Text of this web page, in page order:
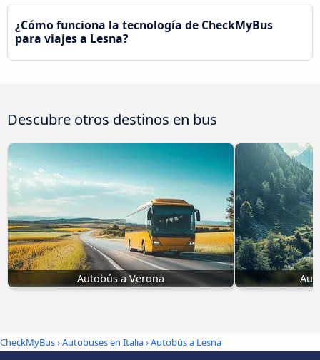
¿Cómo funciona la tecnología de CheckMyBus
para viajes a Lesna?
Descubre otros destinos en bus
Autobús a Verona
CheckMyBus›Autobuses en Italia› Autobús a Lesna